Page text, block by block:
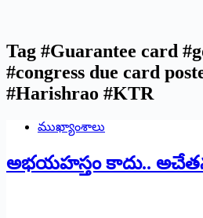
Tag #Guarantee card
#congress due card
#Harishrao #KTR
ముఖ్యాంశాలు
అభయహస్తం కాదు..